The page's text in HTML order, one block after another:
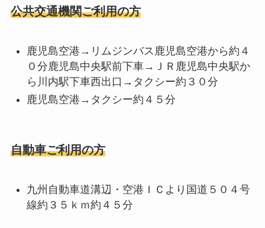
公共交通機関ご利用の方
鹿児島空港→リムジンバス鹿児島空港から約４
０分鹿児島中央駅前下車→ＪＲ鹿児島中央駅か
ら川内駅下車西出口→タクシー約３０分
鹿児島空港→タクシー約４５分
自動車ご利用の方
九州自動車道溝辺・空港ＩＣより国道５０４号
線約３５ｋｍ約４５分